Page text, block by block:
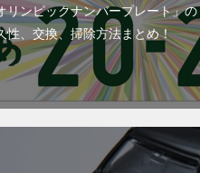
リンピックナンバープレート」の
性、交換、掃除方法まとめ！